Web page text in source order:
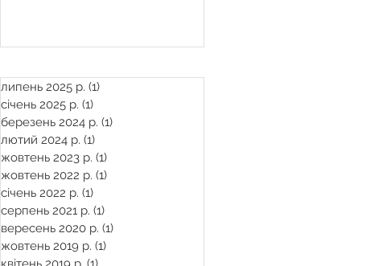
липень 2025 р. (1)
січень 2025 р. (1)
березень 2024 р. (1)
лютий 2024 р. (1)
жовтень 2023 р. (1)
жовтень 2022 р. (1)
січень 2022 р. (1)
серпень 2021 р. (1)
вересень 2020 р. (1)
жовтень 2019 р. (1)